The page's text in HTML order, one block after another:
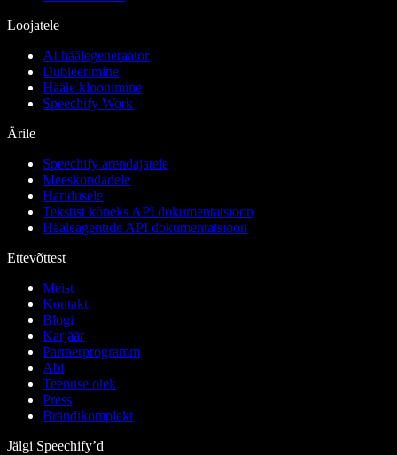
Loojatele
AI häälegeneraator
Dubleerimine
Hääle kloonimine
Speechify Work
Ärile
Speechify arendajatele
Meeskondadele
Haridusele
Tekstist kõneks API dokumentatsioon
Hääleagentide API dokumentatsioon
Ettevõttest
Meist
Kontakt
Blogi
Karjäär
Partnerprogramm
Abi
Teenuse olek
Press
Brändikomplekt
Jälgi Speechify’d